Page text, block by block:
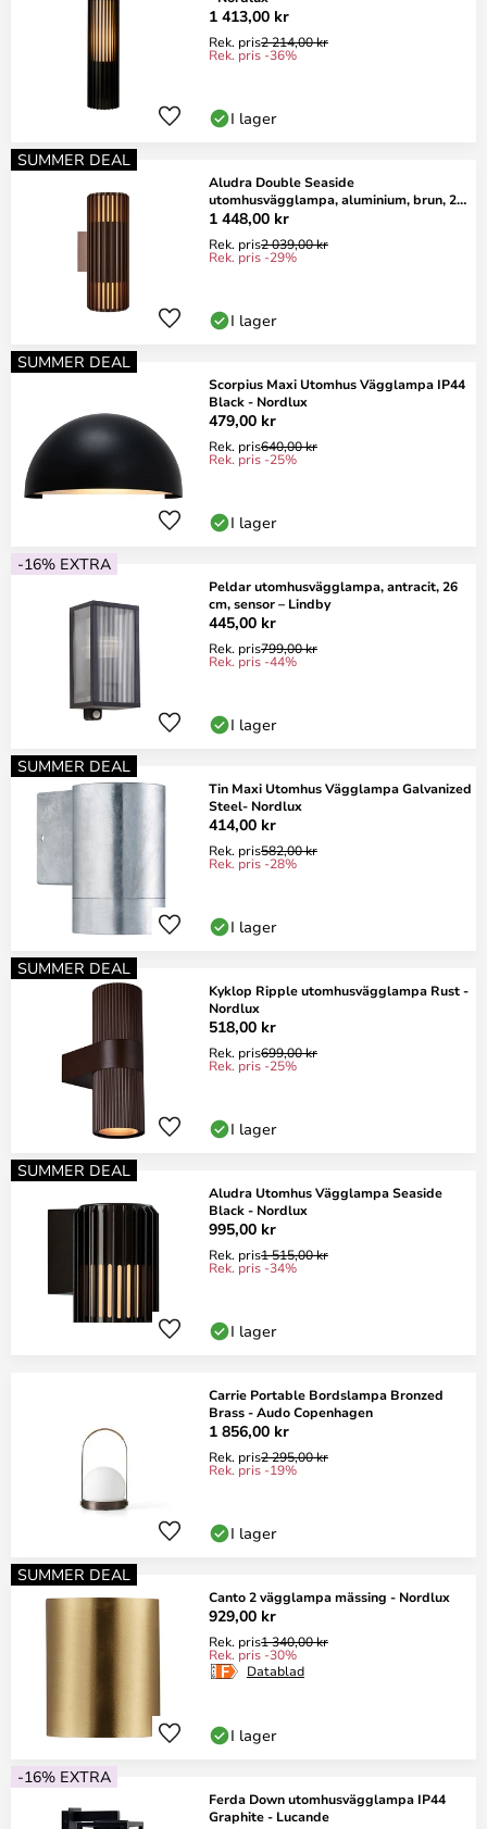
1 413,00 kr
Rek. pris2 214,00 kr
Rek. pris -36%
I lager
SUMMER DEAL
Aludra Double Seaside
utomhusvägglampa, aluminium, brun, 2
lampor.
1 448,00 kr
Rek. pris2 039,00 kr
Rek. pris -29%
I lager
SUMMER DEAL
Scorpius Maxi Utomhus Vägglampa IP44
Black - Nordlux
479,00 kr
Rek. pris640,00 kr
Rek. pris -25%
I lager
-16% EXTRA
Peldar utomhusvägglampa, antracit, 26
cm, sensor – Lindby
445,00 kr
Rek. pris799,00 kr
Rek. pris -44%
I lager
SUMMER DEAL
Tin Maxi Utomhus Vägglampa Galvanized
Steel- Nordlux
414,00 kr
Rek. pris582,00 kr
Rek. pris -28%
I lager
SUMMER DEAL
Kyklop Ripple utomhusvägglampa Rust -
Nordlux
518,00 kr
Rek. pris699,00 kr
Rek. pris -25%
I lager
SUMMER DEAL
Aludra Utomhus Vägglampa Seaside
Black - Nordlux
995,00 kr
Rek. pris1 515,00 kr
Rek. pris -34%
I lager
Carrie Portable Bordslampa Bronzed
Brass - Audo Copenhagen
1 856,00 kr
Rek. pris2 295,00 kr
Rek. pris -19%
I lager
SUMMER DEAL
Canto 2 vägglampa mässing - Nordlux
929,00 kr
Rek. pris1 340,00 kr
Rek. pris -30%
Datablad
I lager
-16% EXTRA
Ferda Down utomhusvägglampa IP44
Graphite - Lucande